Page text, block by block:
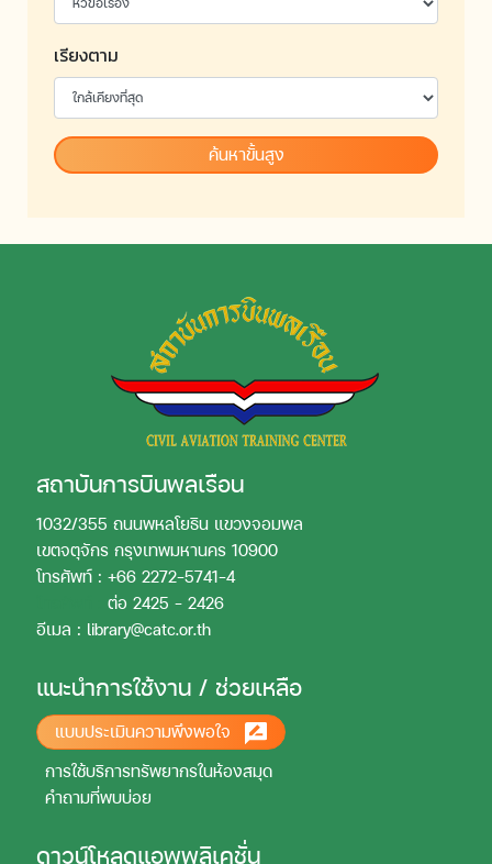
เรียงตาม
สถาบันการบินพลเรือน
1032/355 ถนนพหลโยธิน แขวงจอมพล
เขตจตุจักร กรุงเทพมหานคร 10900
โทรศัพท์ : +66 2272-5741-4
ต่อ 2425 - 2426
อีเมล : library@catc.or.th
แนะนำการใช้งาน / ช่วยเหลือ
แบบประเมินความพึงพอใจ
การใช้บริการทรัพยากรในห้องสมุด
คำถามที่พบบ่อย
ดาวน์โหลดแอพพลิเคชั่น